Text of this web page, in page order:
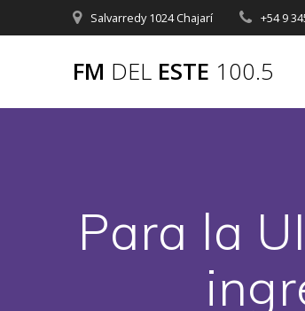
al
Salvarredy 1024 Chajarí +54 9
FM DEL ESTE 100.5
Para la